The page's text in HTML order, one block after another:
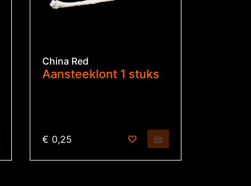
China Red
Aansteeklont 1 stuks
€ 0,25